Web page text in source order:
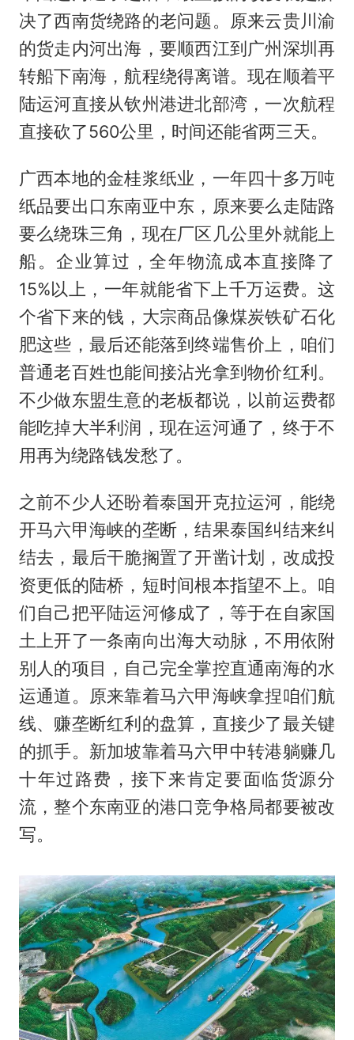
决了西南货绕路的老问题。原来云贵川渝
的货走内河出海，要顺西江到广州深圳再
转船下南海，航程绕得离谱。现在顺着平
陆运河直接从钦州港进北部湾，一次航程
直接砍了560公里，时间还能省两三天。
广西本地的金桂浆纸业，一年四十多万吨
纸品要出口东南亚中东，原来要么走陆路
要么绕珠三角，现在厂区几公里外就能上
船。企业算过，全年物流成本直接降了
15%以上，一年就能省下上千万运费。这
个省下来的钱，大宗商品像煤炭铁矿石化
肥这些，最后还能落到终端售价上，咱们
普通老百姓也能间接沾光拿到物价红利。
不少做东盟生意的老板都说，以前运费都
能吃掉大半利润，现在运河通了，终于不
用再为绕路钱发愁了。
之前不少人还盼着泰国开克拉运河，能绕
开马六甲海峡的垄断，结果泰国纠结来纠
结去，最后干脆搁置了开凿计划，改成投
资更低的陆桥，短时间根本指望不上。咱
们自己把平陆运河修成了，等于在自家国
土上开了一条南向出海大动脉，不用依附
别人的项目，自己完全掌控直通南海的水
运通道。原来靠着马六甲海峡拿捏咱们航
线、赚垄断红利的盘算，直接少了最关键
的抓手。新加坡靠着马六甲中转港躺赚几
十年过路费，接下来肯定要面临货源分
流，整个东南亚的港口竞争格局都要被改
写。